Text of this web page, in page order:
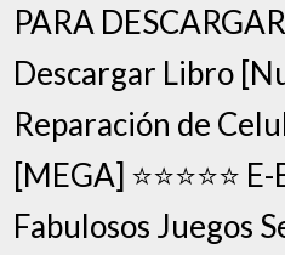
PARA
Descargar Libro
Reparación de
[MEGA] ⭐⭐⭐⭐⭐
Fabulosos Juegos